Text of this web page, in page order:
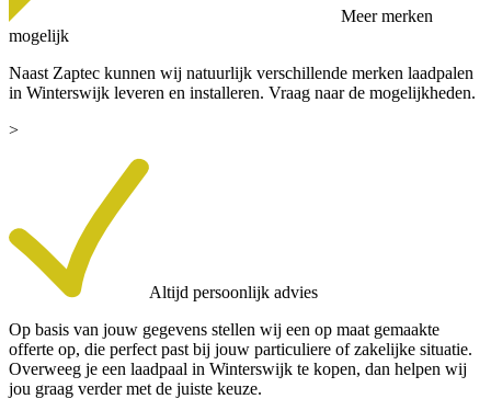
Meer merken
mogelijk
Naast Zaptec kunnen wij natuurlijk verschillende merken laadpalen
in Winterswijk leveren en installeren. Vraag naar de mogelijkheden.
>
Altijd persoonlijk advies
Op basis van jouw gegevens stellen wij een op maat gemaakte
offerte op, die perfect past bij jouw particuliere of zakelijke situatie.
Overweeg je een laadpaal in Winterswijk te kopen, dan helpen wij
jou graag verder met de juiste keuze.